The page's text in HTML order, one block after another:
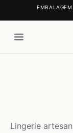
EMBALAGEM
Lingerie